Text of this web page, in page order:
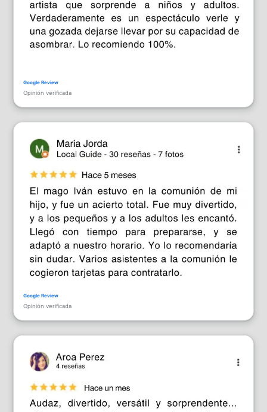
Opinión verificada
Opinión verificada